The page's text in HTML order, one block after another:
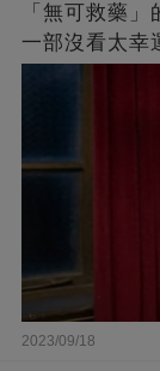
「無可救藥
一部沒看太幸
2023/09/18